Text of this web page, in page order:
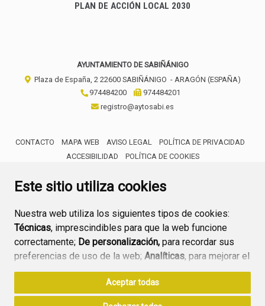
Este sitio utiliza cookies
Nuestra web utiliza los siguientes tipos de cookies:
Técnicas, imprescindibles para que la web funcione
correctamente; De personalización, para recordar sus
preferencias de uso de la web; Analíticas, para mejorar el
funcionamiento de la web y sus servicios.
Si acepta pulsando el botón“Aceptar todas”
Aceptar todas
PLAN DE ACCIÓN LOCAL 2030
AYUNTAMIENTO DE SABIÑÁNIGO
Plaza de España, 2 22600 SABIÑÁNIGO - ARAGÓN (ESPAÑA)
974484200
974484201
registro@aytosabi.es
CONTACTO MAPA WEB AVISO LEGAL
POLÍTICA DE PRIVACIDAD
ACCESIBILIDAD
POLÍTICA DE COOKIES